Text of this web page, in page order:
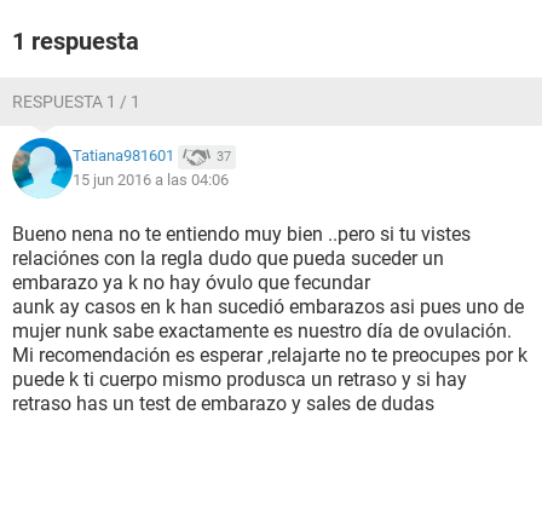
1 respuesta
RESPUESTA 1 / 1
Tatiana981601 37
15 jun 2016 a las 04:06
Bueno nena no te entiendo muy bien ..pero si tu vistes
relaciónes con la regla dudo que pueda suceder un
embarazo ya k no hay óvulo que fecundar
aunk ay casos en k han sucedió embarazos asi pues uno de
mujer nunk sabe exactamente es nuestro día de ovulación.
Mi recomendación es esperar ,relajarte no te preocupes por k
puede k ti cuerpo mismo produsca un retraso y si hay
retraso has un test de embarazo y sales de dudas